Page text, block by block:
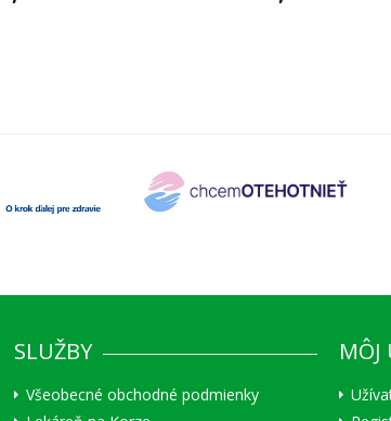
SLUŽBY
Všeobecné obchodné podmienky
MÔJ